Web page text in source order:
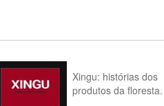
Xingu: histórias dos
produtos da floresta.